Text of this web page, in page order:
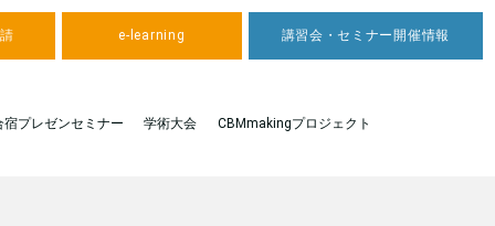
e-learning 講習会・セミナー開催情報
宿プレゼンセミナー 学術大会 CBMmakingプロジェクト